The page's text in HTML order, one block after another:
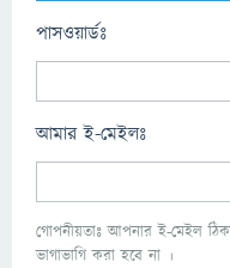
পাসওয়ার্ডঃ
আমার ই-মেইলঃ
গোপনীয়তাঃ আপনার ই-মেইল
ভাগাভাগি করা হবে না ।